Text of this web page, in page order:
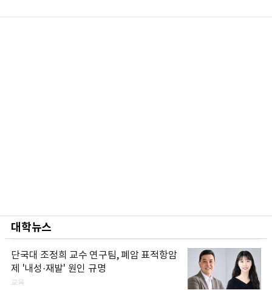
대학뉴스
단국대 조정희 교수 연구팀, 폐암 표적항암
제 '내성·재발' 원인 규명
교육